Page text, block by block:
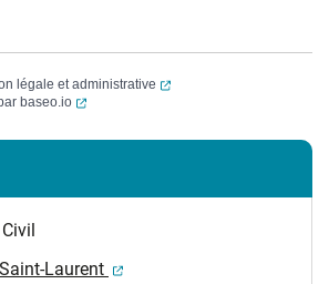
légale et administrative
(ouverture dans un
baseo.io (ouverture dans un nouvel onglet)
Laurent
(ouverture dans un